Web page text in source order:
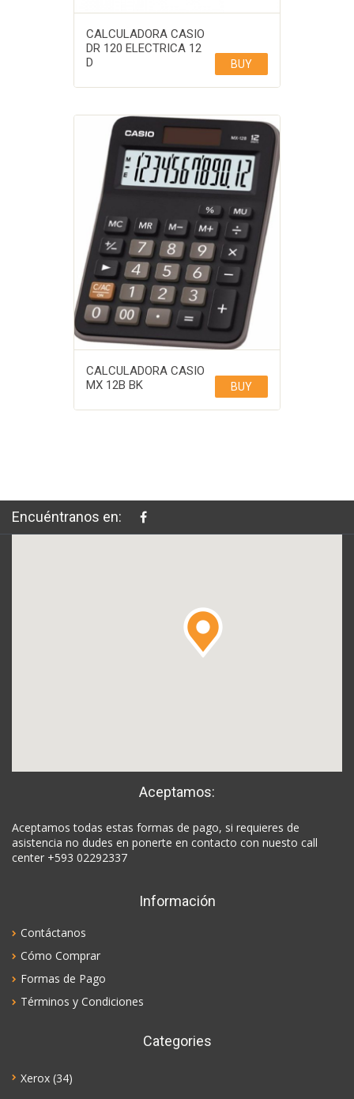
CALCULADORA CASIO
DR 120 ELECTRICA 12
D
BUY
CALCULADORA CASIO
MX 12B BK
BUY
Encuéntranos en:
Aceptamos:
Aceptamos todas estas formas de pago, si requieres de
asistencia no dudes en ponerte en contacto con nuesto call
center +593 02292337
Información
Contáctanos
Cómo Comprar
Formas de Pago
Términos y Condiciones
Categories
Xerox (34)